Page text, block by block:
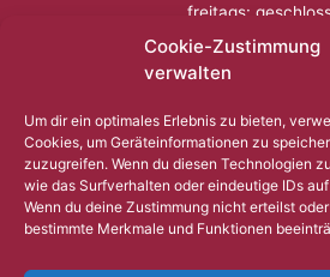
Cookie-Zustimmung
verwalten
Um dir ein optimales Erlebnis zu bieten,
Cookies, um Geräteinformationen zu
zuzugreifen. Wenn du diesen Technologien
wie das Surfverhalten oder eindeutige IDs
Wenn du deine Zustimmung nicht erteilst
bestimmte Merkmale und Funktionen
freitags:
Telefon: 0201 – 57
Bitte nutzen Sie außerhalb der